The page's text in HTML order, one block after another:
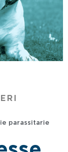
parassitarie